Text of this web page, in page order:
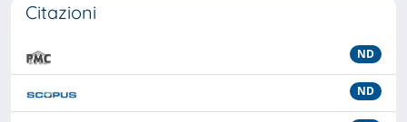
Citazioni
ND
ND